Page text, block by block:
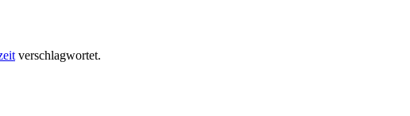
verschlagwortet.